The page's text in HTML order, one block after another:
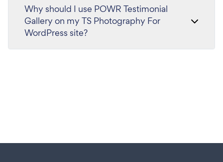
Why should I use POWR Testimonial
Gallery on my TS Photography For
WordPress site?